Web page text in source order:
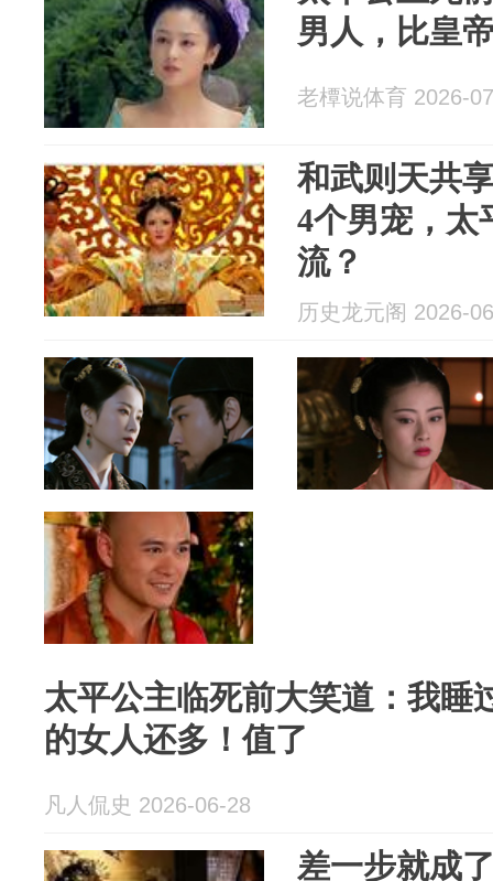
男人，比皇
老橝说体育 2026-
和武则天共
4个男宠，太
流？
历史龙元阁 2026-
太平公主临死前大笑道：我睡
的女人还多！值了
凡人侃史 2026-06-28
差一步就成